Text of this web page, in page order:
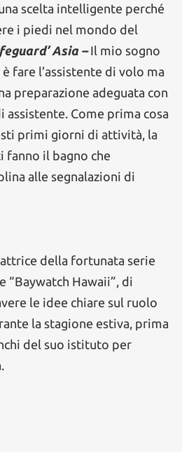
scelta intelligente perché
i piedi nel mondo del
Asia –Il mio sogno
fare l’assistente di volo ma
preparazione adeguata con
Come prima cosa
primi giorni di attività, la
il bagno che
alle segnalazioni di
della fortunata serie
“Baywatch Hawaii”, di
le idee chiare sul ruolo
la stagione estiva, prima
del suo istituto per